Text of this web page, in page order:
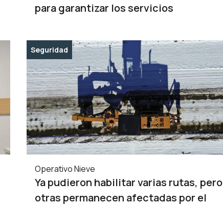
para garantizar los servicios
Seguridad
Operativo Nieve
Ya pudieron habilitar varias rutas, pero
otras permanecen afectadas por el